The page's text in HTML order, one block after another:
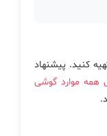
کنید. پیشنهاد
همه موارد گوشی